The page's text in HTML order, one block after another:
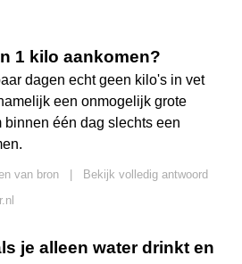
1 kilo aankomen?
dagen echt geen kilo's in vet
een onmogelijk grote
binnen één dag slechts een
van bron
Bekijk volledig antwoord
je alleen water drinkt en